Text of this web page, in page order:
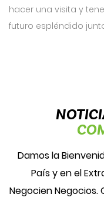
hacer una visita y
futuro espléndido
Damos la
País y en el
Negocien Negocios.